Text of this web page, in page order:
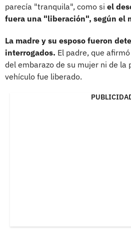
parecía "tranquila", como si el
fuera una "liberación", según el
La madre y su esposo fueron
interrogados. El padre, que
del embarazo de su mujer ni de la
vehículo fue liberado.